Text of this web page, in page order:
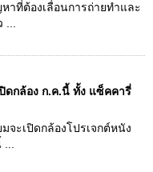
ที่ต้องเลื่อนการถ่ายทำและ
ดกล้อง ก.ค.นี้ ทั้ง แซ็คคารี่
จะเปิดกล้องโปรเจกต์หนัง